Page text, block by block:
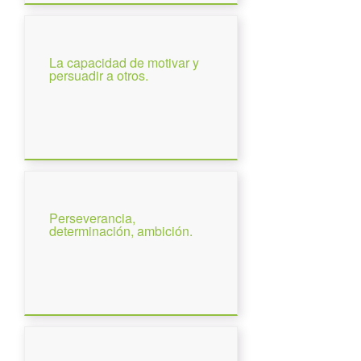
La capacidad de motivar y
persuadir a otros.
Perseverancia,
determinación, ambición.